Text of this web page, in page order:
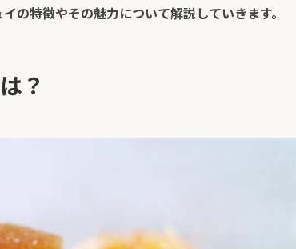
の特徴やその魅力について解説していきます。
？